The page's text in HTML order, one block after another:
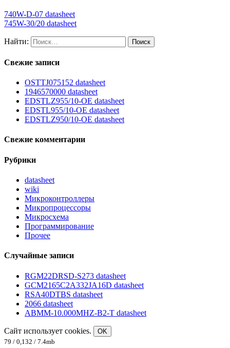
740W-D-07 datasheet
745W-30/20 datasheet
Найти:
Свежие записи
OSTTJ075152 datasheet
1946570000 datasheet
EDSTLZ955/10-OE datasheet
EDSTL955/10-OE datasheet
EDSTLZ950/10-OE datasheet
Свежие комментарии
Рубрики
datasheet
wiki
Микроконтроллеры
Микропроцессоры
Микросхема
Программирование
Прочее
Случайные записи
RGM22DRSD-S273 datasheet
GCM2165C2A332JA16D datasheet
RSA40DTBS datasheet
2066 datasheet
ABMM-10.000MHZ-B2-T datasheet
Сайт использует cookies.
OK
79 / 0,132 / 7.4mb